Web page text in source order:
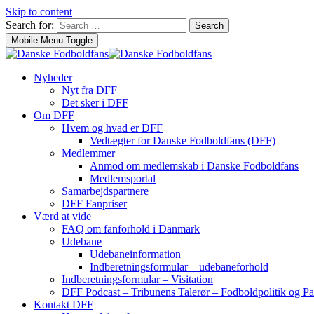
Skip to content
Search for:
Search
Mobile Menu Toggle
Nyheder
Nyt fra DFF
Det sker i DFF
Om DFF
Hvem og hvad er DFF
Vedtægter for Danske Fodboldfans (DFF)
Medlemmer
Anmod om medlemskab i Danske Fodboldfans
Medlemsportal
Samarbejdspartnere
DFF Fanpriser
Værd at vide
FAQ om fanforhold i Danmark
Udebane
Udebaneinformation
Indberetningsformular – udebaneforhold
Indberetningsformular – Visitation
DFF Podcast – Tribunens Talerør – Fodboldpolitik og
Kontakt DFF